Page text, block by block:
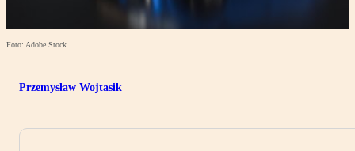
Foto: Adobe Stock
Przemysław Wojtasik